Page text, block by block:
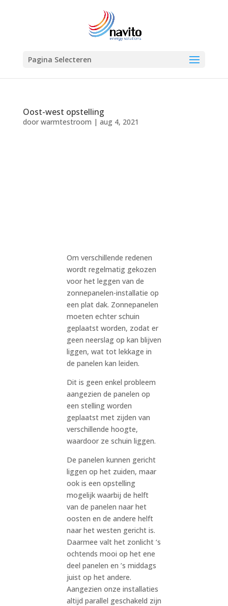
Pagina Selecteren
Oost-west opstelling
door warmtestroom | aug 4, 2021
Om verschillende redenen
wordt regelmatig gekozen
voor het leggen van de
zonnepanelen-installatie op
een plat dak. Zonnepanelen
moeten echter schuin
geplaatst worden, zodat er
geen neerslag op kan blijven
liggen, wat tot lekkage in
de panelen kan leiden.
Dit is geen enkel probleem
aangezien de panelen op
een stelling worden
geplaatst met zijden van
verschillende hoogte,
waardoor ze schuin liggen.
De panelen kunnen gericht
liggen op het zuiden, maar
ook is een opstelling
mogelijk waarbij de helft
van de panelen naar het
oosten en de andere helft
naar het westen gericht is.
Daarmee valt het zonlicht ‘s
ochtends mooi op het ene
deel panelen en ’s middags
juist op het andere.
Aangezien onze installaties
altijd parallel geschakeld zijn